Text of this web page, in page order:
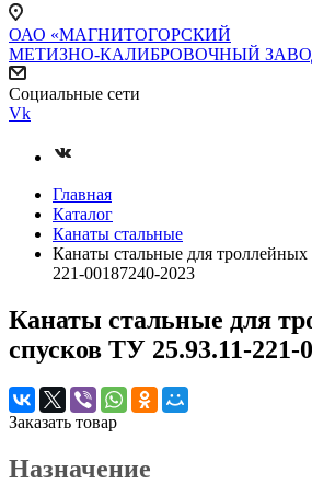
ОАО «МАГНИТОГОРСКИЙ
МЕТИЗНО-КАЛИБРОВОЧНЫЙ
Социальные сети
Vk
Главная
Каталог
Канаты стальные
Канаты стальные для
221-00187240-2023
Канаты стальные для
спусков ТУ 25.93.11-221-
Заказать товар
Назначение